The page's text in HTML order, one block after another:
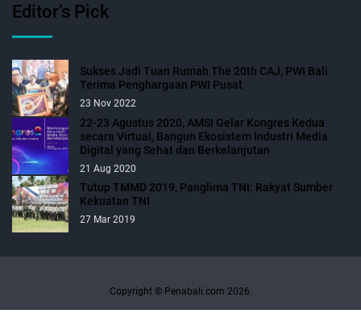
Editor’s Pick
Sukses Jadi Tuan Rumah The 20th CAJ, PWI Bali
Terima Penghargaan PWI Pusat
23 Nov 2022
22-23 Agustus 2020, AMSI Gelar Kongres Kedua
secara Virtual, Bangun Ekosistem Industri Media
Digital yang Sehat dan Berkelanjutan
21 Aug 2020
Tutup TMMD 2019, Panglima TNI: Rakyat Sumber
Kekuatan TNI
27 Mar 2019
Copyright © Penabali.com 2026.